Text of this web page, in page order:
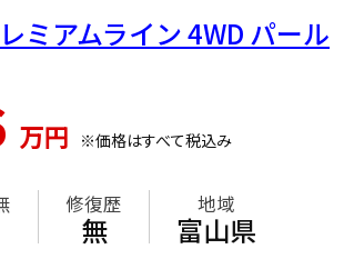
ミアムライン 4WD パール
万円 ※価格はすべて税込み
修復歴
無
地域
富山県